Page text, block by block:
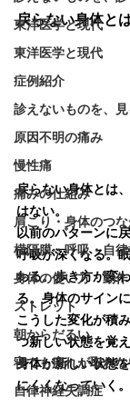
東洋医学と現代
東洋医学と現代
症例紹介
診えないものを、見
原因不明の痛み
慢性痛
痛みの仕組み
肩こり・身体のつな
横隔膜・呼吸・自
身体の使い方・動作
ストレット
朝からだるい
寝ても疲れが取れ
自律神経失調症
戻らない身体と
戻らない身体とは
はない。
以前のパターンに
呼吸が深くなる。
わる。歩き方が変
る。身体のサイン
こうした変化が積
つ新しい状態を覚え
身体が新しい状態
にくくなっていく。